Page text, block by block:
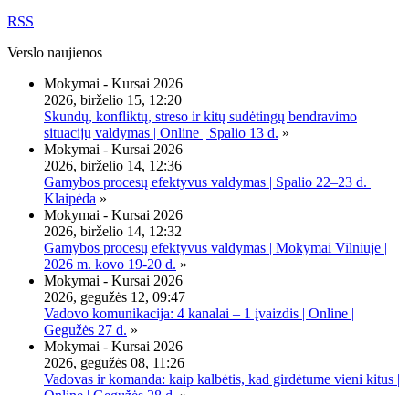
RSS
Verslo naujienos
Mokymai - Kursai 2026
2026, birželio 15, 12:20
Skundų, konfliktų, streso ir kitų sudėtingų bendravimo
situacijų valdymas | Online | Spalio 13 d. »
Mokymai - Kursai 2026
2026, birželio 14, 12:36
Gamybos procesų efektyvus valdymas | Spalio 22–23 d. |
Klaipėda »
Mokymai - Kursai 2026
2026, birželio 14, 12:32
Gamybos procesų efektyvus valdymas | Mokymai Vilniuje |
2026 m. kovo 19-20 d. »
Mokymai - Kursai 2026
2026, gegužės 12, 09:47
Vadovo komunikacija: 4 kanalai – 1 įvaizdis | Online |
Gegužės 27 d. »
Mokymai - Kursai 2026
2026, gegužės 08, 11:26
Vadovas ir komanda: kaip kalbėtis, kad girdėtume vieni kitus |